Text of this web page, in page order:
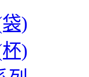
)
)